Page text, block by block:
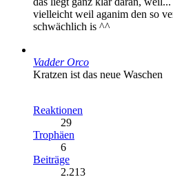
vielleicht weil aganim den so
schwächlich is ^^
Vadder Orco
Kratzen ist das neue Waschen
Reaktionen
29
Trophäen
6
Beiträge
2.213